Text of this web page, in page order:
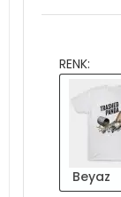
RENK:
Beyaz